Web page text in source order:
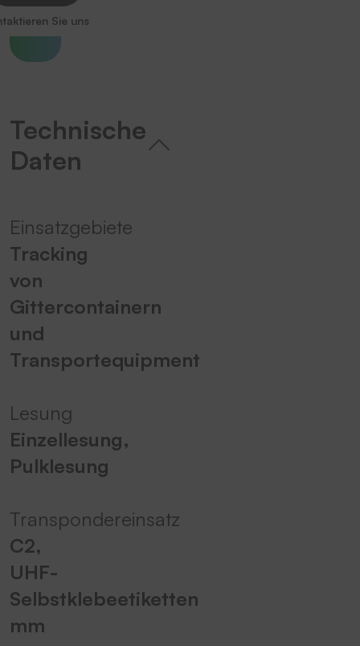
Sie uns
Technische
Daten
Einsatzgebiete
Tracking
von
Gittercontainern
und
Transportequipment
Lesung
Einzellesung,
Pulklesung
Transpondereinsatz
C2,
UHF-
Selbstklebeetiketten
mm